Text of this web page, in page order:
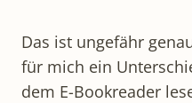
Das ist ungefähr
für mich ein
dem E-Bookreader